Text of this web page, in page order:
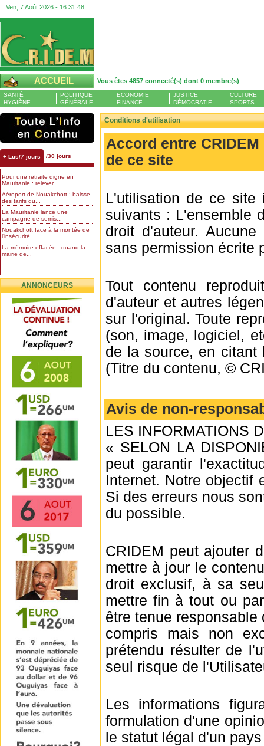
Ven, 7 Août 2026 - 16:31:49
ACCUEIL Vous êtes 4857 connecté(s) dont 0 membre(s)
SANTÉ
HYGIÈNE
POLITIQUE
GÉNÉRALE
ECONOMIE
FINANCE
JUSTICE
DÉMOCRATIE
CULTURE
SPORTS
+ Lus/7 jours /30 jours
Pour une retraite digne en
Mauritanie : relever...
Aéroport de Nouakchott : baisse
des tarifs du...
La Mauritanie lance une
campagne de semis...
Nouakchott face à la montée de
l’insécurité...
La mémoire effacée : quand la
mairie de...
ANNONCEURS
Conditions d'utilisation
Accord entre
de ce site
L'utilisation de ce site
suivants : L'ensemble
droit d'auteur.
sans permission écrite
Tout contenu
d'auteur et autres
sur l'original. Toute
(son, image, logiciel,
de la source, en citant
(Titre du contenu, ©
Avis de non-
LES INFORMATIONS
« SELON LA
peut garantir
Internet. Notre objectif
Si des erreurs nous
du possible.
CRIDEM peut ajouter
mettre à jour le
droit exclusif, à sa
mettre fin à tout ou
être tenue
compris mais non
prétendu résulter de
seul risque de
Les informations
formulation d'une
le statut légal d'un